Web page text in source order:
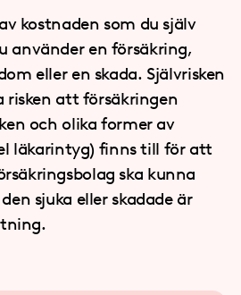
kostnaden som du själv
använder en försäkring,
eller en skada. Självrisken
att försäkringen
och olika former av
läkarintyg) finns till för att
ska kunna
sjuka eller skadade är